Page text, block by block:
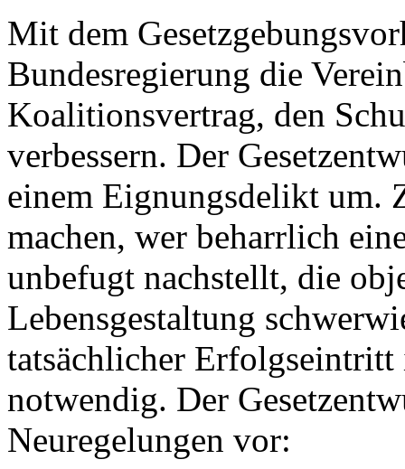
Mit dem
Bundesregierung die
Koalitionsvertrag, den
verbessern. Der
einem Eignungsdelikt um.
machen, wer beharrlich
unbefugt nachstellt, die
Lebensgestaltung
tatsächlicher
notwendig. Der
Neuregelungen vor: